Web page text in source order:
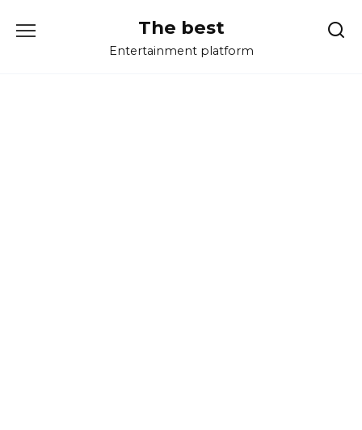
The best
Entertainment platform